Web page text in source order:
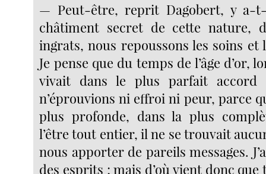
— Peut-être, reprit Dagobert, y a-
châtiment secret de cette nature,
ingrats, nous repoussons les soins et
Je pense que du temps de l’âge d’or,
vivait dans le plus parfait accord
n’éprouvions ni effroi ni peur, parce
plus profonde, dans la plus
l’être tout entier, il ne se trouvait
nous apporter de pareils messages.
des esprits ; mais d’où vient donc que